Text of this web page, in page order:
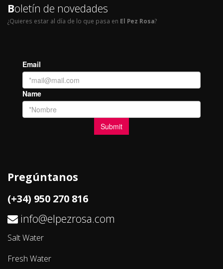
Boletín de novedades
¿Quieres estar al día de lo que pasa en El Pez Rosa?
Pregúntanos
(+34) 950 270 816
info@elpezrosa.com
Salt Water
Fresh Water